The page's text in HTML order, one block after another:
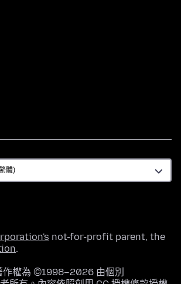
not-for-profit parent, the
.
作權為 ©1998–2026 由個別